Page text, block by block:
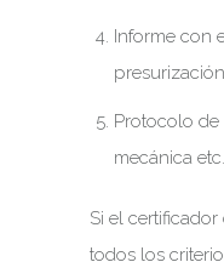
Informe con
Protocolo
mecánica etc.
Si el
todos los